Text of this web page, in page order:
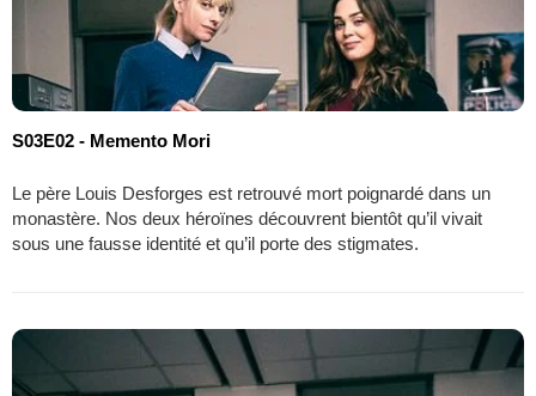
S03E02 - Memento Mori
Le père Louis Desforges est retrouvé mort poignardé dans un
monastère. Nos deux héroïnes découvrent bientôt qu’il vivait
sous une fausse identité et qu’il porte des stigmates.